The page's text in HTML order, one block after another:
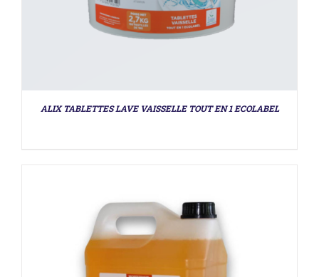
ALIX TABLETTES LAVE VAISSELLE TOUT EN 1 ECOLABEL
DÉTAILS